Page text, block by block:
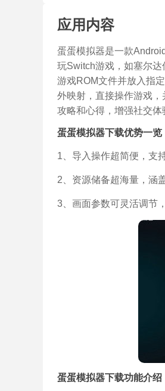
应用内容
蛋蛋模拟器是一款
玩Switch游戏，如塞尔
游戏ROM文件并放入指
外映射，直接操作游戏
攻略和心得，增强社交体
蛋蛋模拟器下载优势一览
1、导入操作超简便，支
2、资源储备超海量，涵
3、画面参数可灵活调节
蛋蛋模拟器下载功能介绍